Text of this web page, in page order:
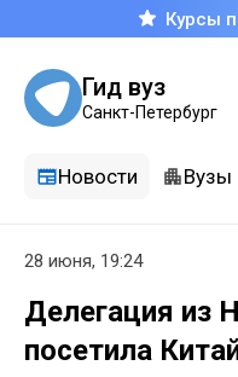
Курсы
Гид вуз
Санкт-Петербург
Новости Вузы
28 июня, 19:24
Делегация из
посетила